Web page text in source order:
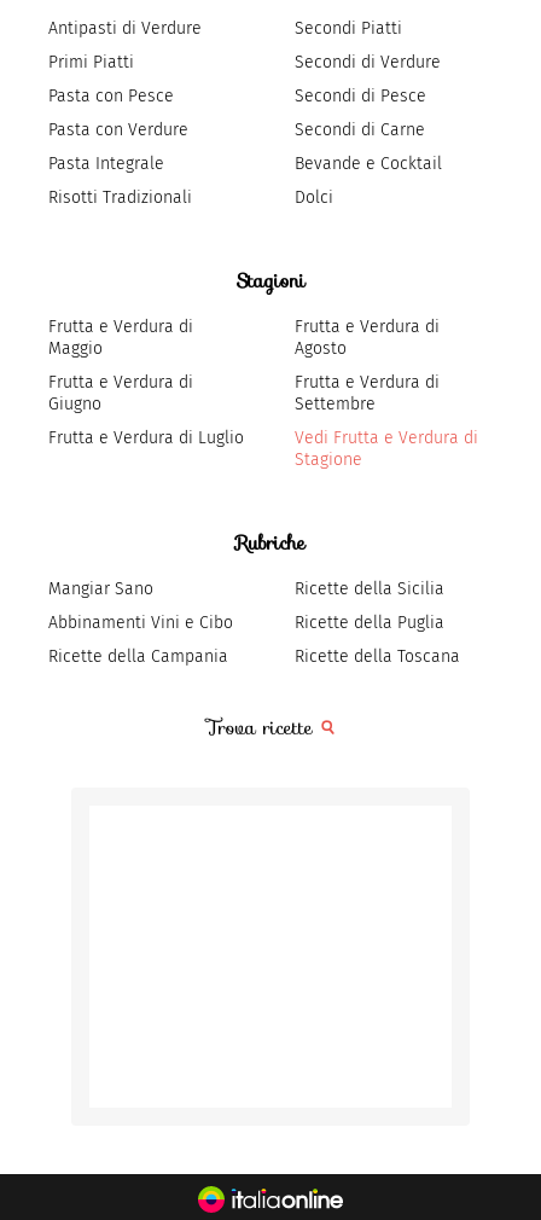
Antipasti di Verdure
Primi Piatti
Pasta con Pesce
Pasta con Verdure
Pasta Integrale
Risotti Tradizionali
Secondi Piatti
Secondi di Verdure
Secondi di Pesce
Secondi di Carne
Bevande e Cocktail
Dolci
Stagioni
Frutta e Verdura di
Maggio
Frutta e Verdura di
Giugno
Frutta e Verdura di Luglio
Frutta e Verdura di
Agosto
Frutta e Verdura di
Settembre
Vedi Frutta e Verdura di
Stagione
Rubriche
Mangiar Sano
Abbinamenti Vini e Cibo
Ricette della Campania
Ricette della Sicilia
Ricette della Puglia
Ricette della Toscana
Trova ricette